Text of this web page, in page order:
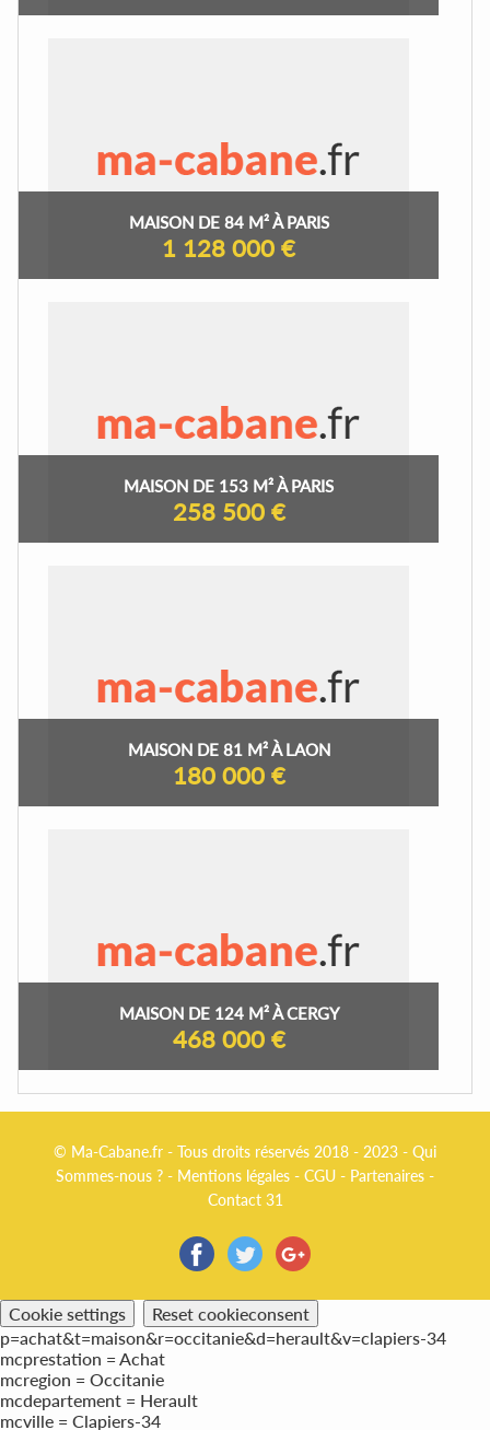
MAISON DE 84 M² À PARIS
1 128 000 €
MAISON DE 153 M² À PARIS
258 500 €
MAISON DE 81 M² À LAON
180 000 €
MAISON DE 124 M² À CERGY
468 000 €
© Ma-Cabane.fr - Tous droits réservés 2018 - 2023 - Qui
Sommes-nous ? - Mentions légales - CGU - Partenaires -
Contact 31
Cookie settings
Reset cookieconsent
p=achat&t=maison&r=occitanie&d=herault&v=clapiers-34
mcprestation = Achat
mcregion = Occitanie
mcdepartement = Herault
mcville = Clapiers-34